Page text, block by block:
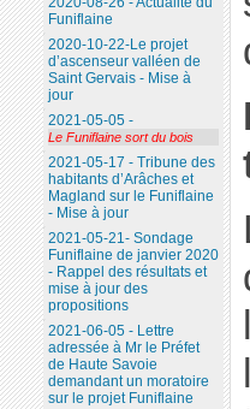
Funiflaine
2020-10-22-Le projet
d’ascenseur valléen de
Saint Gervais - Mise à
jour
2021-05-05 -
Le Funiflaine sort du bois
2021-05-17 - Tribune des
habitants d’Arâches et
Magland sur le Funiflaine
- Mise à jour
2021-05-21- Sondage
Funiflaine de janvier 2020
- Rappel des résultats et
mise à jour des
propositions
2021-06-05 - Lettre
adressée à Mr le Préfet
de Haute Savoie
demandant un moratoire
sur le projet Funiflaine